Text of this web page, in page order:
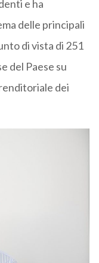
e ha
delle principali
di vista di 251
del Paese su
dei